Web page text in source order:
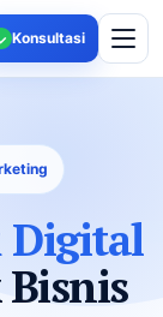
Konsultasi
Digital